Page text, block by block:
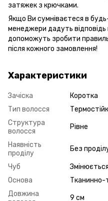
затяжек з крючками.
Якщо Ви сумніваєтеся в
менеджери дадуть відповідь
допоможуть зробити
після кожного замовлення!
Характеристики
Зачіска
Коротка
Тип волосся
Структура
волосся
Рівне
Наявність
проділу
Без
Чуб
Основа
Тканинно-
Довжина
9 см